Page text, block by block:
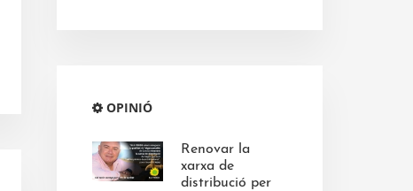
OPINIÓ
Renovar la
xarxa de
distribució per